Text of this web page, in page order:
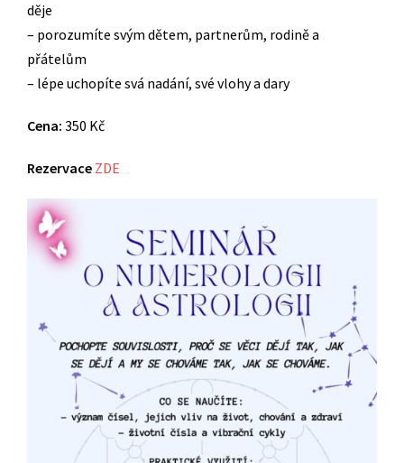
děje
– porozumíte svým dětem, partnerům, rodině a
přátelům
– lépe uchopíte svá nadání, své vlohy a dary
Cena: 350 Kč
Rezervace ZDE